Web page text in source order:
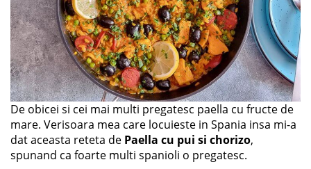
De obicei si cei mai multi pregatesc paella cu fructe de
mare. Verisoara mea care locuieste in Spania insa mi-a
dat aceasta reteta de Paella cu pui si chorizo,
spunand ca foarte multi spanioli o pregatesc.